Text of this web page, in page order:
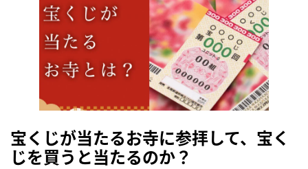
宝くじが当たるお寺に参拝して、宝く
じを買うと当たるのか？